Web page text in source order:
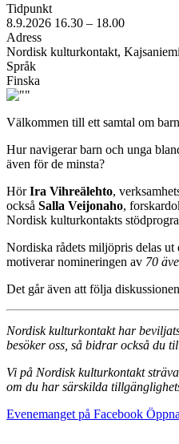
Tidpunkt
8.9.2026 16.30 – 18.00
Adress
Nordisk kulturkontakt,
Språk
Finska
Välkommen till ett samtal om
Hur navigerar barn och unga
även för de minsta?
HörIra Vihreälehto,
också Salla Veijonaho,
Nordisk kulturkontakts
Nordiska rådets miljöpris delas
motiverar nomineringen av 70
Det går även att följa
Nordisk kulturkontakt har
besöker oss, så bidrar också du
Vi på Nordisk kulturkontakt
om du har särskilda
Evenemanget på Facebook